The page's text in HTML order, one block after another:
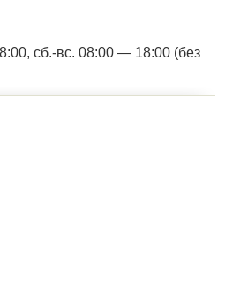
сб.-вс. 08:00 — 18:00 (без